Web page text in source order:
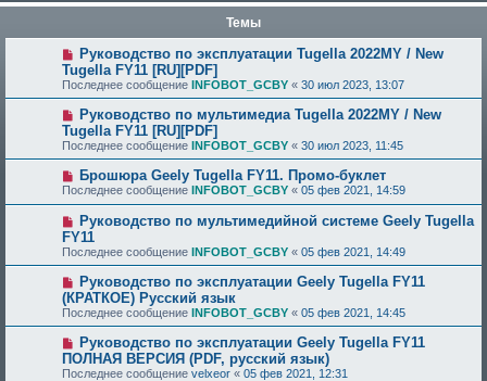
Темы
Руководство по эксплуатации Tugella 2022MY / New
Tugella FY11 [RU][PDF]
Последнее сообщение INFOBOT_GCBY « 30 июл 2023, 13:07
Руководство по мультимедиа Tugella 2022MY / New
Tugella FY11 [RU][PDF]
Последнее сообщение INFOBOT_GCBY « 30 июл 2023, 11:45
Брошюра Geely Tugella FY11. Промо-буклет
Последнее сообщение INFOBOT_GCBY « 05 фев 2021, 14:59
Руководство по мультимедийной системе Geely Tugella
FY11
Последнее сообщение INFOBOT_GCBY « 05 фев 2021, 14:49
Руководство по эксплуатации Geely Tugella FY11
(КРАТКОЕ) Русский язык
Последнее сообщение INFOBOT_GCBY « 05 фев 2021, 14:45
Руководство по эксплуатации Geely Tugella FY11
ПОЛНАЯ ВЕРСИЯ (PDF, русский язык)
Последнее сообщение velxeor « 05 фев 2021, 12:31